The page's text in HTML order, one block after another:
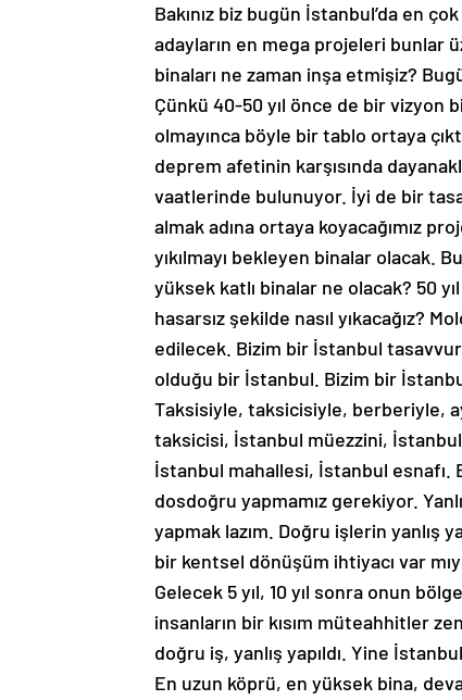
Bakınız biz bugün İstanbul’da en
adayların en mega projeleri
binaları ne zaman inşa etmişiz?
Çünkü 40-50 yıl önce de bir vizyon
olmayınca böyle bir tablo ortaya
deprem afetinin karşısında
vaatlerinde bulunuyor. İyi de bir
almak adına ortaya koyacağımız
yıkılmayı bekleyen binalar olacak.
yüksek katlı binalar ne olacak? 50
hasarsız şekilde nasıl yıkacağız?
edilecek. Bizim bir İstanbul
olduğu bir İstanbul. Bizim bir
Taksisiyle, taksicisiyle, berberiyle,
taksicisi, İstanbul müezzini,
İstanbul mahallesi, İstanbul
dosdoğru yapmamız gerekiyor.
yapmak lazım. Doğru işlerin yanlış
bir kentsel dönüşüm ihtiyacı var
Gelecek 5 yıl, 10 yıl sonra onun
insanların bir kısım müteahhitler
doğru iş, yanlış yapıldı. Yine
En uzun köprü, en yüksek bina,